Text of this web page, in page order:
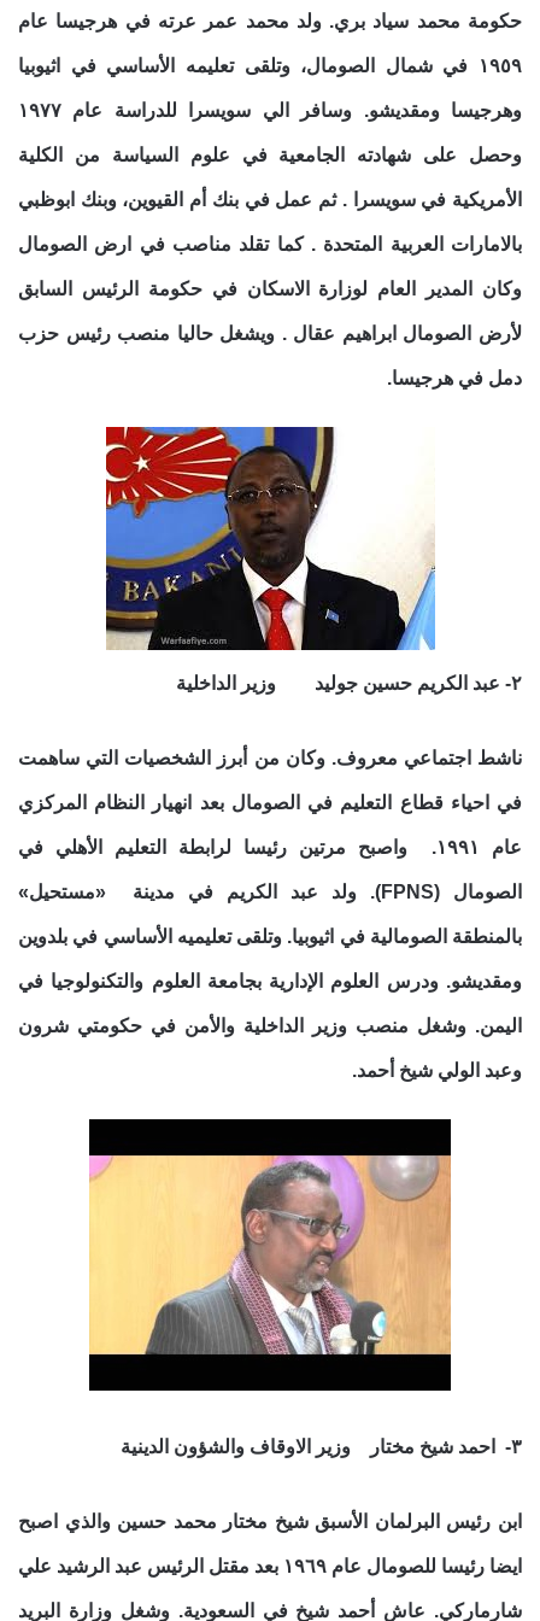
حكومة محمد سياد بري. ولد محمد عمر عرته في هرجيسا عام
١٩٥٩ في شمال الصومال، وتلقى تعليمه الأساسي في اثيوبيا
وهرجيسا ومقديشو. وسافر الي سويسرا للدراسة عام ١٩٧٧
وحصل على شهادته الجامعية في علوم السياسة من الكلية
الأمريكية في سويسرا . ثم عمل في بنك أم القيوين، وبنك ابوظبي
بالامارات العربية المتحدة . كما تقلد مناصب في ارض الصومال
وكان المدير العام لوزارة الاسكان في حكومة الرئيس السابق
لأرض الصومال ابراهيم عقال . ويشغل حاليا منصب رئيس حزب
دمل في هرجيسا.
٢- عبد الكريم حسين جوليد وزير الداخلية
ناشط اجتماعي معروف. وكان من أبرز الشخصيات التي ساهمت
في احياء قطاع التعليم في الصومال بعد انهيار النظام المركزي
عام ١٩٩١. واصبح مرتين رئيسا لرابطة التعليم الأهلي في
الصومال (FPNS). ولد عبد الكريم في مدينة «مستحيل»
بالمنطقة الصومالية في اثيوبيا. وتلقى تعليميه الأساسي في بلدوين
ومقديشو. ودرس العلوم الإدارية بجامعة العلوم والتكنولوجيا في
اليمن. وشغل منصب وزير الداخلية والأمن في حكومتي شرون
وعبد الولي شيخ أحمد.
٣- احمد شيخ مختار وزير الاوقاف والشؤون الدينية
ابن رئيس البرلمان الأسبق شيخ مختار محمد حسين والذي اصبح
ايضا رئيسا للصومال عام ١٩٦٩ بعد مقتل الرئيس عبد الرشيد علي
شارماركي. عاش أحمد شيخ في السعودية. وشغل وزارة البريد